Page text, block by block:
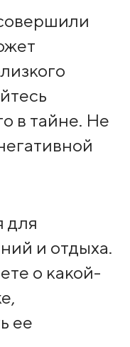
в тайне. Не
для
и отдыха.
о какой-
ее